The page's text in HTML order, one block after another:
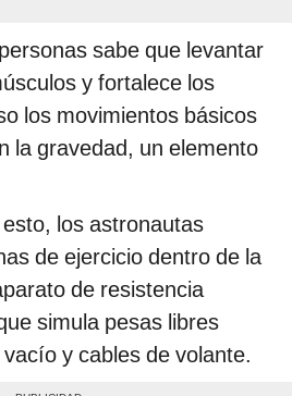
sabe que levantar
y fortalece los
los movimientos básicos
la gravedad, un elemento
los astronautas
de ejercicio dentro de la
de resistencia
simula pesas libres
y cables de volante.